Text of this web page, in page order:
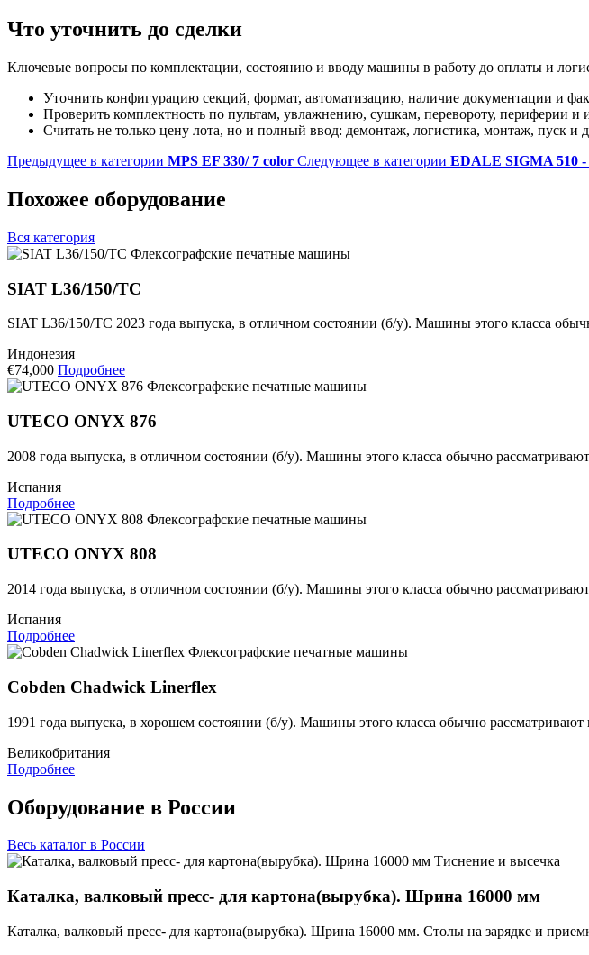
Что уточнить до сделки
Ключевые вопросы по комплектации, состоянию и вводу машины в работу до оплаты и
Уточнить конфигурацию секций, формат, автоматизацию, наличие документации и
Проверить комплектность по пультам, увлажнению, сушкам, перевороту, периферии и
Считать не только цену лота, но и полный ввод: демонтаж, логистика, монтаж, пуск
Предыдущее в категории MPS EF 330/ 7 color Следующее в категории EDALE SIGMA 510 -
Похожее оборудование
Вся категория
Флексографские печатные машины
SIAT L36/150/TC
SIAT L36/150/TC 2023 года выпуска, в отличном состоянии (б/у). Машины этого класса
Индонезия
€74,000 Подробнее
Флексографские печатные машины
UTECO ONYX 876
2008 года выпуска, в отличном состоянии (б/у). Машины этого класса обычно
Испания
Подробнее
Флексографские печатные машины
UTECO ONYX 808
2014 года выпуска, в отличном состоянии (б/у). Машины этого класса обычно
Испания
Подробнее
Флексографские печатные машины
Cobden Chadwick Linerflex
1991 года выпуска, в хорошем состоянии (б/у). Машины этого класса обычно
Великобритания
Подробнее
Оборудование в России
Весь каталог в России
Тиснение и высечка
Каталка, валковый пресс- для картона(вырубка). Шрина 16000 мм
Каталка, валковый пресс- для картона(вырубка). Шрина 16000 мм. Столы на зарядке и